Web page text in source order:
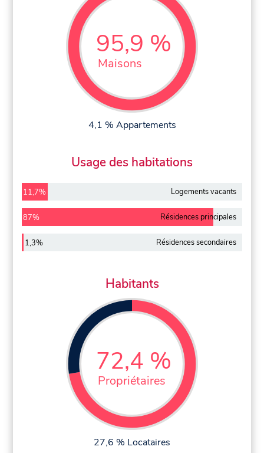
95,9 %
Maisons
4,1 % Appartements
Usage des habitations
11,7% Logements vacants
87% Résidences principales
1,3% Résidences secondaires
Habitants
72,4 %
Propriétaires
27,6 % Locataires